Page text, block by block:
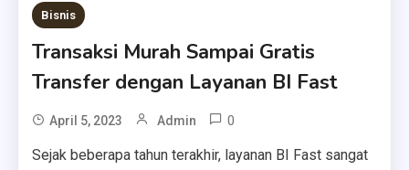
Bisnis
Transaksi Murah Sampai Gratis
Transfer dengan Layanan BI Fast
April 5, 2023 Admin 0
Sejak beberapa tahun terakhir, layanan BI Fast sangat